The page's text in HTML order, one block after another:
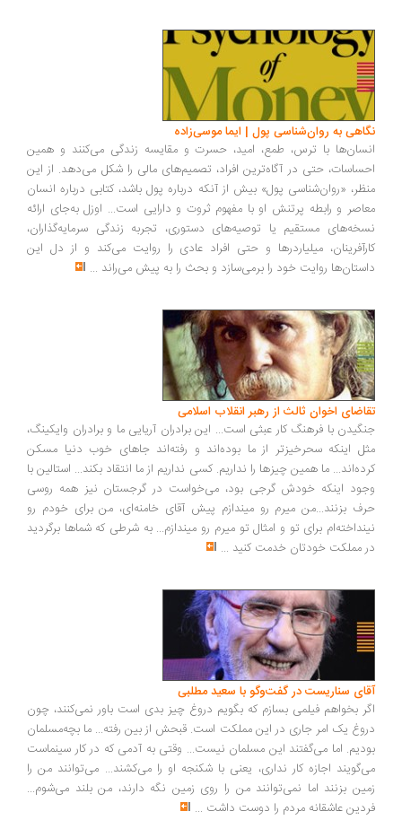
به روان‌شناسی پول | ایما موسی‌زاده
با ترس، طمع، امید، حسرت و مقایسه زندگی می‌کنند و همین
حتی در آگاه‌ترین افراد، تصمیم‌های مالی را شکل می‌دهد. از این
«روان‌شناسی پول» بیش از آنکه درباره پول باشد، کتابی درباره انسان
و رابطه پرتنش او با مفهوم ثروت و دارایی است... اوزل به‌جای ارائه
مستقیم یا توصیه‌های دستوری، تجربه زندگی سرمایه‌گذاران،
میلیاردرها و حتی افراد عادی را روایت می‌کند و از دل این
روایت خود را برمی‌سازد و بحث را به پیش می‌راند ...
اخوان ثالث از رهبر انقلاب اسلامی
با فرهنگ کار عبثی است... این برادران آریایی ما و برادران وایکینگ،
اینکه سحرخیزتر از ما بوده‌اند و رفته‌اند جاهای خوب دنیا مسکن
ما همین چیزها را نداریم. کسی نداریم از ما انتقاد بکند... استالین با
اینکه خودش گرجی بود، می‌خواست در گرجستان نیز همه روسی
بزنند...من میرم رو میندازم پیش آقای خامنه‌ای، من برای خودم رو
برای تو و امثال تو میرم رو میندازم... به شرطی که شماها برگردید
مملکت خودتان خدمت کنید...
سناریست در گفت‌وگو با سعید مطلبی
بخواهم فیلمی بسازم که بگویم دروغ چیز بدی است باور نمی‌کنند، چون
یک امر جاری در این مملکت است. قبحش از بین رفته... ما بچه‌مسلمان
اما می‌گفتند این مسلمان نیست... وقتی به آدمی که در کار سینماست
اجازه کار نداری، یعنی با شکنجه او را می‌کشند... می‌توانند من را
بزنند اما نمی‌توانند من را روی زمین نگه دارند، من بلند می‌شوم...
عاشقانه مردم را دوست داشت ...